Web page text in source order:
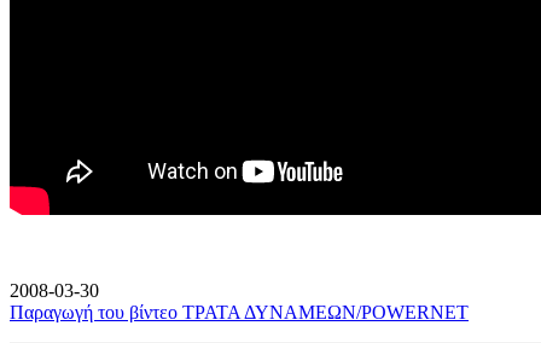
2008-03-30
Παραγωγή του βίντεο ΤΡΑΤΑ ΔΥΝΑΜΕΩΝ/POWERNET